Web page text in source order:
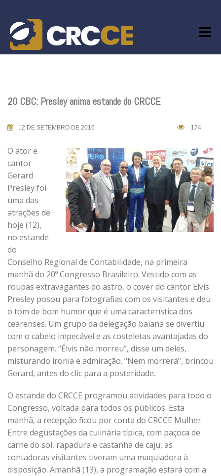
content
20 CBC: Presley anima estande do CRCCE
12 DE SETEMBRO DE 2016 174
O ator e
cantor
Gerard
Presley foi
uma das
atrações de
hoje (12),
no estande
do
Conselho Regional de Contabilidade, na primeira
manhã do 20º Congresso Brasileiro. Vestido com as
roupas extravagantes do astro, o cover do cantor Elvis
Presley posou para fotografias com os visitantes e deu
o tom de bom humor que é uma característica dos
cearenses. Um grupo da delegação baiana se divertiu
com o cabelo impecável e as costeletas avantajadas do
personagem. “Élvis não morreu”, disse um deles,
misturando ironia e admiração. “Nem morrerá”, brincou
Gerard, antes do clic para a posteridade.
O estande do CRCCE programou atividades para todo o
Congresso, voltada para todos os públicos. Esta
manhã, a recepção ficou por conta do CRCCE Mulher.
Entre degustações da culinária típica, com paçoca de
carne do sol, rapadura e castanha de caju, as
contadoras visitantes tiveram uma maquiadora à
disposição. Amanhã (13), a programação estará com a